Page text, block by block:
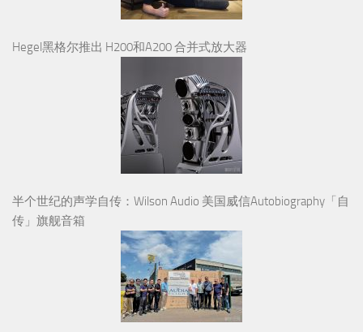
Hegel黑格尔推出 H200和A200 合并式放大器
半个世纪的声学自传：Wilson Audio 美国威信Autobiography「自
传」旗舰音箱